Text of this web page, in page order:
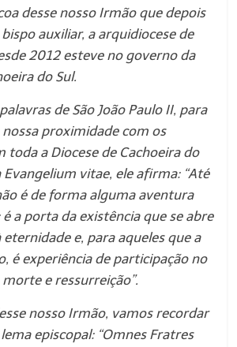
desse nosso Irmão que depois
auxiliar, a arquidiocese de
2012 esteve no governo da
do Sul.
de São João Paulo II, para
proximidade com os
toda a Diocese de Cachoeira do
Evangelium vitae, ele afirma: “Até
é de forma alguma aventura
a porta da existência que se abre
e, para aqueles que a
é experiência de participação no
e ressurreição”.
nosso Irmão, vamos recordar
episcopal: “Omnes Fratres